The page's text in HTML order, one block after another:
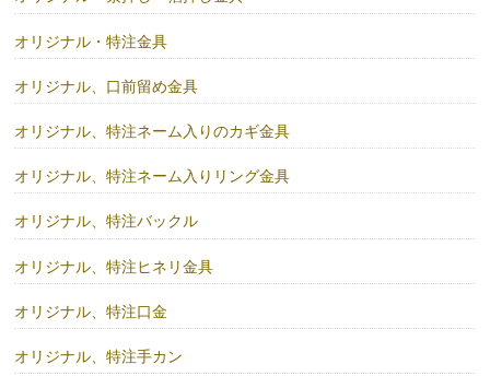
オリジナル・特注金具
オリジナル、口前留め金具
オリジナル、特注ネーム入りのカギ金具
オリジナル、特注ネーム入りリング金具
オリジナル、特注バックル
オリジナル、特注ヒネリ金具
オリジナル、特注口金
オリジナル、特注手カン